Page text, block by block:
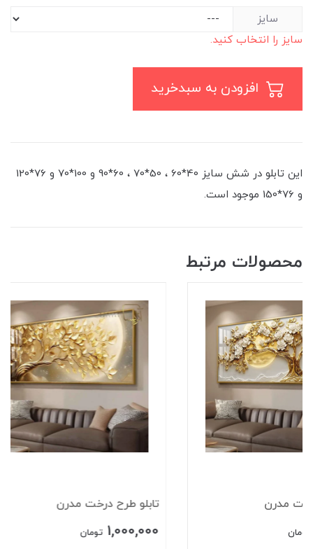
سایز
سایز را انتخاب کنید.
این تابلو در شش سایز 40*60 ، 50*70 ، 60*90 و 100*70 و 76*120
و 76*150 موجود است.
محصولات مرتبط
تابلو طرح درخت مدرن
1,000,000
تابلو تایپوگرافی
1,000,000